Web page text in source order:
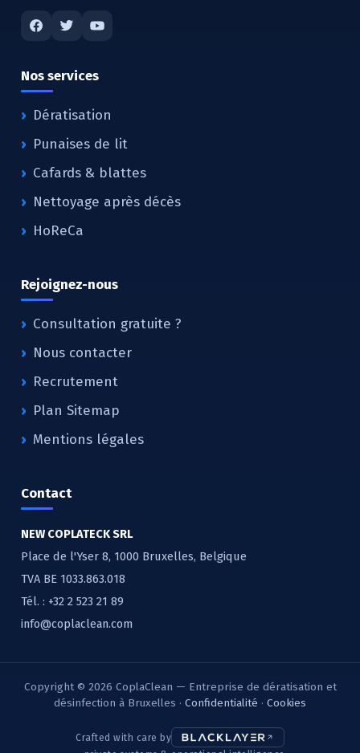
Nos services
Dératisation
Punaises de lit
Cafards & blattes
Nettoyage après décès
HoReCa
Rejoignez-nous
Consultation gratuite ?
Nous contacter
Recrutement
Plan Sitemap
Mentions légales
Contact
NEW COPLATECK SRL
Place de l'Yser 8, 1000 Bruxelles, Belgique
TVA BE 1033.863.018
Tél. : +32 2 523 21 89
info@coplaclean.com
Copyright © 2026 CoplaClean — Entreprise de dératisation et
désinfection à Bruxelles · Confidentialité · Cookies
Crafted with care by